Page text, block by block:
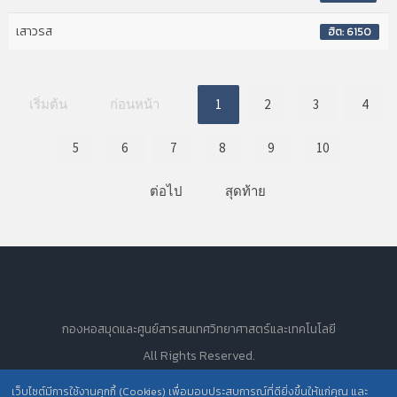
เสาวรส ฮิต: 6150
เริ่มต้น ก่อนหน้า 1 2 3 4
5 6 7 8 9 10
ต่อไป สุดท้าย
เว็บไซต์มีการใช้งานคุกกี้ (Cookies) เพื่อมอบประสบการณ์ที่ดียิ่งขึ้นให้แก่คุณ และ
กองหอสมุดและศูนย์สารสนเทศวิทยาศาสตร์และเทคโนโลยี
All Rights Reserved.